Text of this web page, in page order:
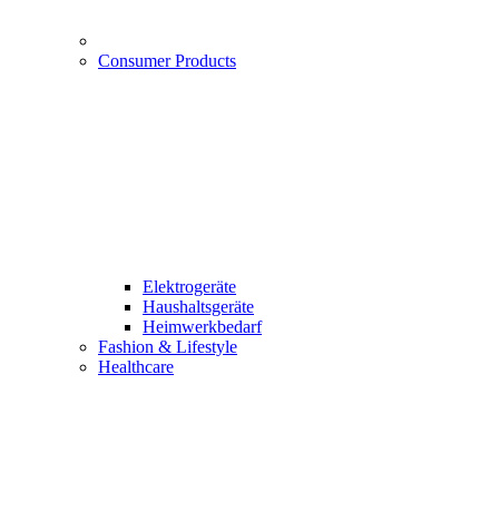
Consumer Products
Elektrogeräte
Haushaltsgeräte
Heimwerkbedarf
Fashion & Lifestyle
Healthcare